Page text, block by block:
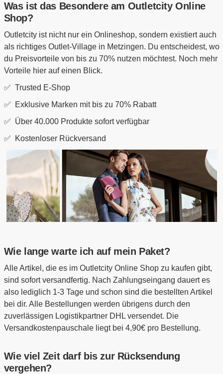
Was ist das Besondere am Outletcity Online
Shop?
Outletcity ist nicht nur ein Onlineshop, sondern existiert auch
als richtiges Outlet-Village in Metzingen. Du entscheidest, wo
du Preisvorteile von bis zu 70% nutzen möchtest. Noch mehr
Vorteile hier auf einen Blick.
✅ Trusted E-Shop
✅ Exklusive Marken mit bis zu 70% Rabatt
✅ Über 40.000 Produkte sofort verfügbar
✅ Kostenloser Rückversand
Wie lange warte ich auf mein Paket?
Alle Artikel, die es im Outletcity Online Shop zu kaufen gibt,
sind sofort versandfertig. Nach Zahlungseingang dauert es
also lediglich 1-3 Tage und schon sind die bestellten Artikel
bei dir. Alle Bestellungen werden übrigens durch den
zuverlässigen Logistikpartner DHL versendet. Die
Versandkostenpauschale liegt bei 4,90€ pro Bestellung.
Wie viel Zeit darf bis zur Rücksendung
vergehen?